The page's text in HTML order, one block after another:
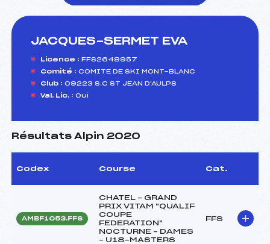
JACQUES-SERMET EVA
Licence : FFS2648957
Comité : COMITE DE SKI MONT-BLANC
Club : 09223 S.C ST JEAN D'AULPS
Val. Lic. : Oui
Résultats Alpin 2020
Codex Course Cat.
AMBF1053.FFS
CHATEL – GRAND
PRIX VITAM "QUALIF
COUPE
FEDERATION"
NOCTURNE – DAMES
– U18-MASTERS
FFS